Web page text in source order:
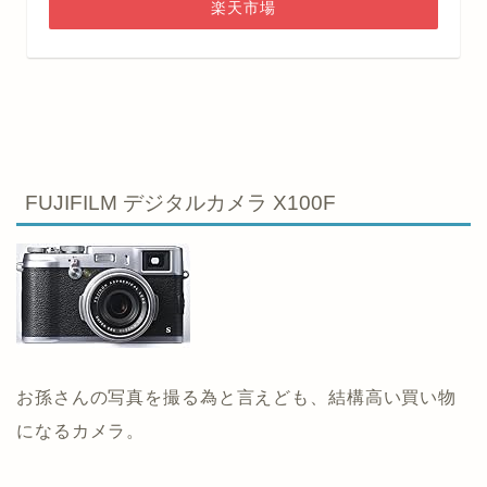
楽天市場
FUJIFILM デジタルカメラ X100F
お孫さんの写真を撮る為と言えども、結構高い買い物
になるカメラ。